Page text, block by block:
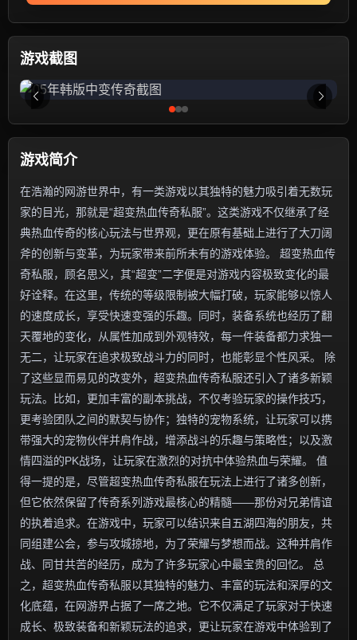
游戏截图
游戏简介
在浩瀚的网游世界中，有一类游戏以其独特的魅力吸引着无数玩
家的目光，那就是“超变热血传奇私服”。这类游戏不仅继承了经
典热血传奇的核心玩法与世界观，更在原有基础上进行了大刀阔
斧的创新与变革，为玩家带来前所未有的游戏体验。 超变热血传
奇私服，顾名思义，其“超变”二字便是对游戏内容极致变化的最
好诠释。在这里，传统的等级限制被大幅打破，玩家能够以惊人
的速度成长，享受快速变强的乐趣。同时，装备系统也经历了翻
天覆地的变化，从属性加成到外观特效，每一件装备都力求独一
无二，让玩家在追求极致战斗力的同时，也能彰显个性风采。 除
了这些显而易见的改变外，超变热血传奇私服还引入了诸多新颖
玩法。比如，更加丰富的副本挑战，不仅考验玩家的操作技巧，
更考验团队之间的默契与协作；独特的宠物系统，让玩家可以携
带强大的宠物伙伴并肩作战，增添战斗的乐趣与策略性；以及激
情四溢的PK战场，让玩家在激烈的对抗中体验热血与荣耀。 值
得一提的是，尽管超变热血传奇私服在玩法上进行了诸多创新，
但它依然保留了传奇系列游戏最核心的精髓——那份对兄弟情谊
的执着追求。在游戏中，玩家可以结识来自五湖四海的朋友，共
同组建公会，参与攻城掠地，为了荣耀与梦想而战。这种并肩作
战、同甘共苦的经历，成为了许多玩家心中最宝贵的回忆。 总
之，超变热血传奇私服以其独特的魅力、丰富的玩法和深厚的文
化底蕴，在网游界占据了一席之地。它不仅满足了玩家对于快速
成长、极致装备和新颖玩法的追求，更让玩家在游戏中体验到了